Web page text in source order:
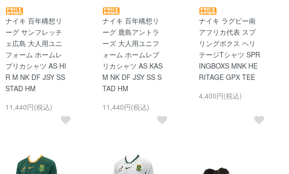
ナイキ 百年構想リ
ーグ サンフレッチ
ェ広島 大人用ユニ
フォーム ホームレ
プリカシャツ AS HI
R M NK DF JSY SS
STAD HM
11,440円(税込)
ナイキ 百年構想リ
ーグ 鹿島アントラ
ーズ 大人用ユニフ
ォーム ホームレプ
リカシャツ AS KAS
M NK DF JSY SS S
TAD HM
11,440円(税込)
ナイキ ラグビー南
アフリカ代表 スプ
リングボクス ヘリ
テージTシャツ SPR
INGBOXS MNK HE
RITAGE GPX TEE
4,400円(税込)